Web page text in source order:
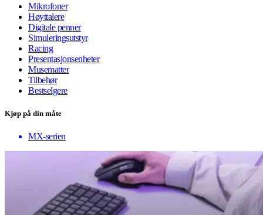
Mikrofoner
Høyttalere
Digitale penner
Simuleringsutstyr
Racing
Presentasjonsenheter
Musematter
Tilbehør
Bestselgere
Kjøp på din måte
MX-serien